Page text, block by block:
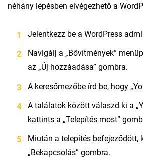
néhány lépésben elvégezhető a
Jelentkezz be a WordPress
Navigálj a „Bővítmények”
az „Új hozzáadása” gombra.
A keresőmezőbe írd be, hogy
A találatok között válaszd ki a
kattints a „Telepítés most”
Miután a telepítés befejeződött,
„Bekapcsolás” gombra.